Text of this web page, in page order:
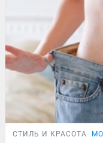
СТИЛЬ И КРАСОТА